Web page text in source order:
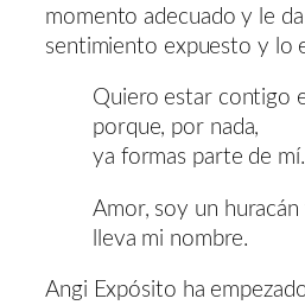
momento adecuado y le
sentimiento expuesto y lo
Quiero estar contigo
porque, por nada,
ya formas parte de mí.
Amor, soy un
lleva mi nombre.
Angi Expósito ha